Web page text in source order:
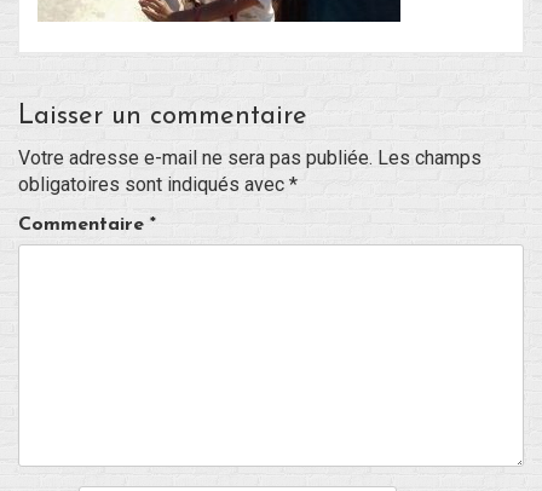
Non classé
Connexion
Flux des publications
Laisser un commentaire
Votre adresse e-mail ne sera pas publiée. Les champs
obligatoires sont indiqués avec *
Commentaire *